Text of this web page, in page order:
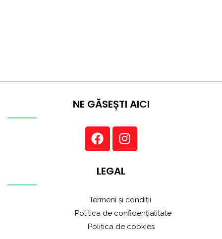
LEGAL
Termeni și condiții
Politica de confidențialitate
Politica de cookies
NE GĂSEȘTI AICI